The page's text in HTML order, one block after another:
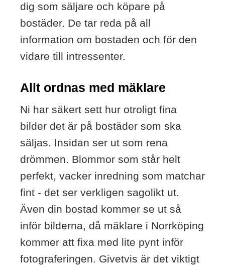
dig som säljare och köpare på
bostäder. De tar reda på all
information om bostaden och för den
vidare till intressenter.
Allt ordnas med mäklare
Ni har säkert sett hur otroligt fina
bilder det är på bostäder som ska
säljas. Insidan ser ut som rena
drömmen. Blommor som står helt
perfekt, vacker inredning som matchar
fint - det ser verkligen sagolikt ut.
Även din bostad kommer se ut så
inför bilderna, då mäklare i Norrköping
kommer att fixa med lite pynt inför
fotograferingen. Givetvis är det viktigt